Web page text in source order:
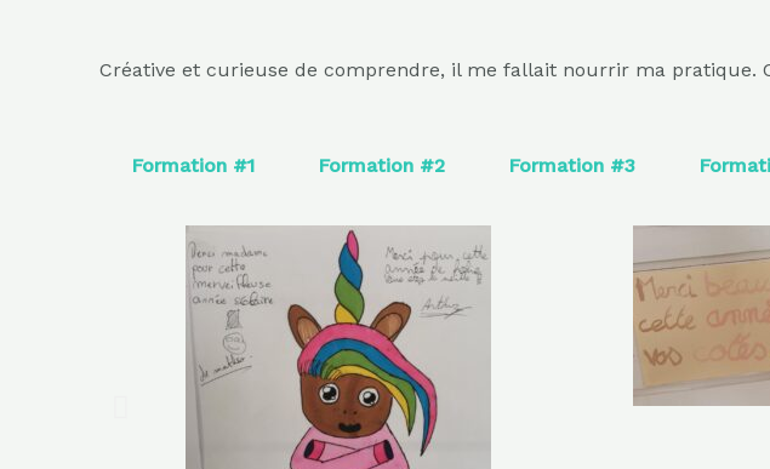
Créative et curieuse de comprendre, il me fallait nourrir ma pratique.
Formation #1 Formation #2 Formation #3